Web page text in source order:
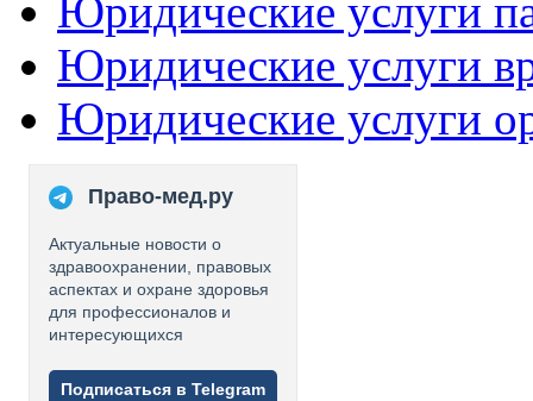
Юридические услуги
Юридические услуги
Юридические услуги
Право-мед.ру
Актуальные новости о
здравоохранении, правовых
аспектах и охране здоровья
для профессионалов и
интересующихся
Подписаться в Telegram